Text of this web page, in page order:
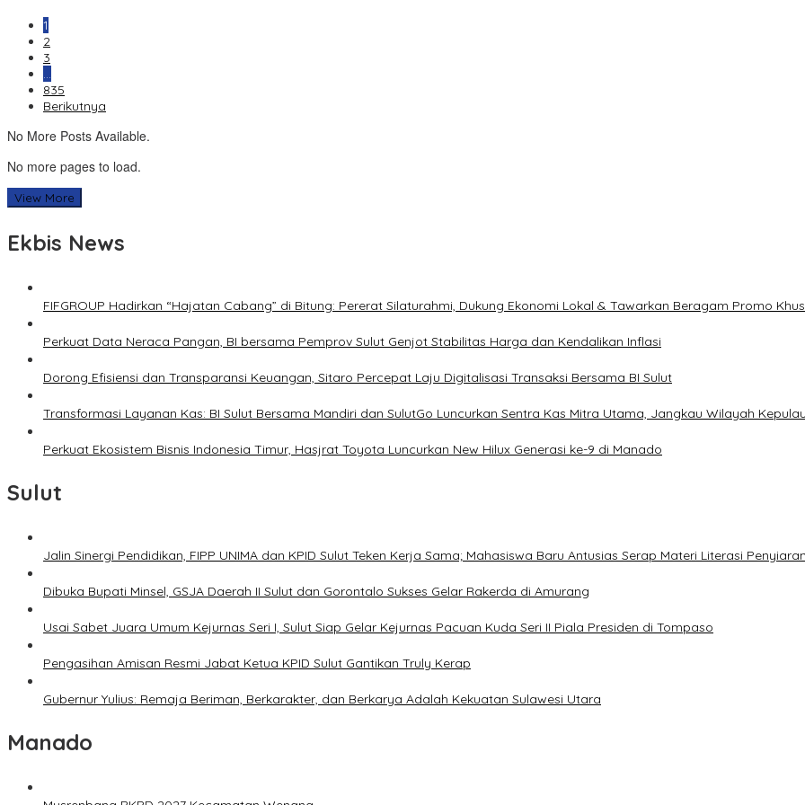
1
2
3
…
835
Berikutnya
No More Posts Available.
No more pages to load.
View More
Ekbis News
FIFGROUP Hadirkan “Hajatan Cabang” di Bitung: Pererat Silaturahmi, Dukung Ekonomi Lokal & Tawarkan Beragam Promo
Perkuat Data Neraca Pangan, BI bersama Pemprov Sulut Genjot Stabilitas Harga dan Kendalikan Inflasi
Dorong Efisiensi dan Transparansi Keuangan, Sitaro Percepat Laju Digitalisasi Transaksi Bersama BI Sulut
Transformasi Layanan Kas: BI Sulut Bersama Mandiri dan SulutGo Luncurkan Sentra Kas Mitra Utama, Jangkau Wilayah
Perkuat Ekosistem Bisnis Indonesia Timur, Hasjrat Toyota Luncurkan New Hilux Generasi ke-9 di Manado
Sulut
Jalin Sinergi Pendidikan, FIPP UNIMA dan KPID Sulut Teken Kerja Sama; Mahasiswa Baru Antusias Serap Materi Literasi
Dibuka Bupati Minsel, GSJA Daerah II Sulut dan Gorontalo Sukses Gelar Rakerda di Amurang
Usai Sabet Juara Umum Kejurnas Seri I, Sulut Siap Gelar Kejurnas Pacuan Kuda Seri II Piala Presiden di Tompaso
Pengasihan Amisan Resmi Jabat Ketua KPID Sulut Gantikan Truly Kerap
Gubernur Yulius: Remaja Beriman, Berkarakter, dan Berkarya Adalah Kekuatan Sulawesi Utara
Manado